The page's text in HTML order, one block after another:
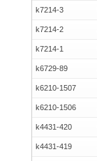
k7214-3
k7214-2
k7214-1
k6729-89
k6210-1507
k6210-1506
k4431-420
k4431-419